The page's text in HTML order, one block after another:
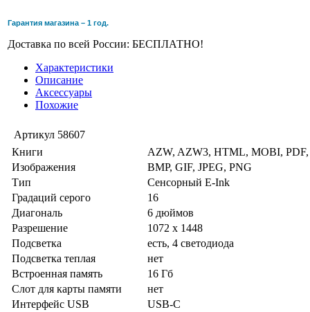
Гарантия магазина – 1 год.
Доставка по всей России: БЕСПЛАТНО!
Характеристики
Описание
Аксессуары
Похожие
Артикул 58607
Книги
AZW, AZW3, HTML, MOBI,
Изображения
BMP, GIF, JPEG, PNG
Тип
Сенсорный E-Ink
Градаций серого
16
Диагональ
6 дюймов
Разрешение
1072 x 1448
Подсветка
есть, 4 светодиода
Подсветка теплая
нет
Встроенная память
16 Гб
Слот для карты памяти
нет
Интерфейс USB
USB-C